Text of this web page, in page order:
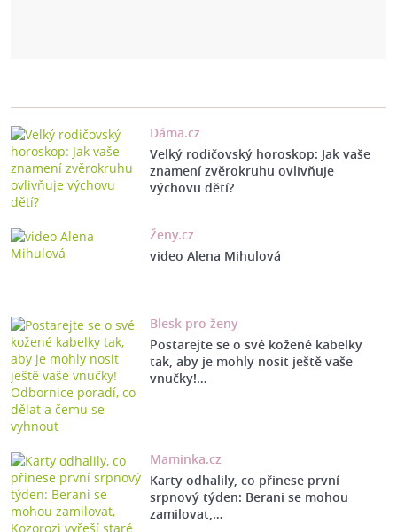
Dáma.cz
Velký rodičovský horoskop: Jak vaše
znamení zvěrokruhu ovlivňuje
výchovu dětí?
Ženy.cz
video Alena Mihulová
Blesk pro ženy
Postarejte se o své kožené kabelky
tak, aby je mohly nosit ještě vaše
vnučky!…
Maminka.cz
Karty odhalily, co přinese první
srpnový týden: Berani se mohou
zamilovat,…